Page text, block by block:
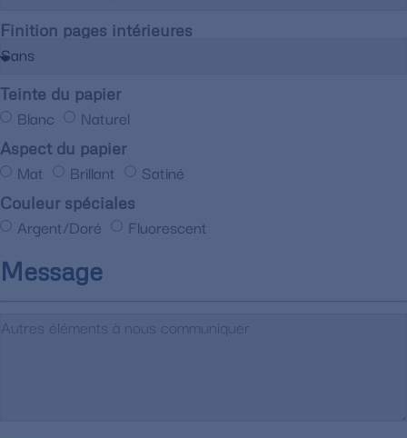
Finition pages intérieures
Teinte du papier
Blanc Naturel
Aspect du papier
Mat Brillant Satiné
Couleur spéciales
Argent/Doré Fluorescent
Message